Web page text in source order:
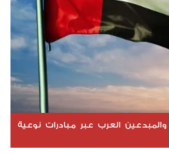
العرب عبر مبادرات نوعية